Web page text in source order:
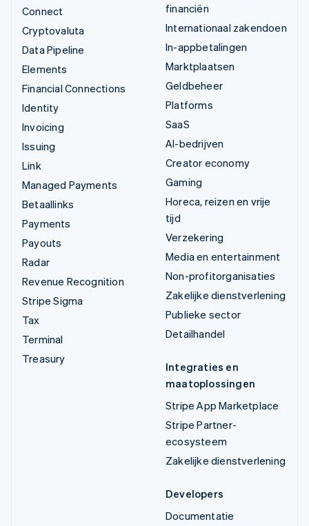
Connect
Cryptovaluta
Data Pipeline
Elements
Financial Connections
Identity
Invoicing
Issuing
Link
Managed Payments
Betaallinks
Payments
Payouts
Radar
Revenue Recognition
Stripe Sigma
Tax
Terminal
Treasury
financiën
Internationaal zakendoen
In-appbetalingen
Marktplaatsen
Geldbeheer
Platforms
SaaS
AI-bedrijven
Creator economy
Gaming
Horeca, reizen en vrije
tijd
Verzekering
Media en entertainment
Non-profitorganisaties
Zakelijke dienstverlening
Publieke sector
Detailhandel
Integraties en
maatoplossingen
Stripe App Marketplace
Stripe Partner-
ecosysteem
Zakelijke dienstverlening
Developers
Documentatie